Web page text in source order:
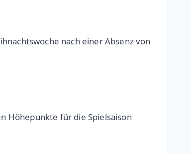
nach einer Absenz von
Höhepunkte für die Spielsaison